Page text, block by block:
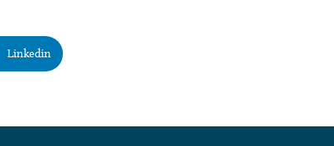
Linkedin